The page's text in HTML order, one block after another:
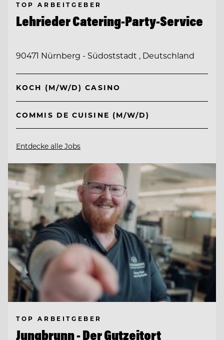
TOP ARBEITGEBER
Lehrieder Catering-Party-Service
90471 Nürnberg - Südoststadt , Deutschland
KOCH (M/W/D) CASINO
COMMIS DE CUISINE (M/W/D)
Entdecke alle Jobs
TOP ARBEITGEBER
Jungbrunn - Der Gutzeitort